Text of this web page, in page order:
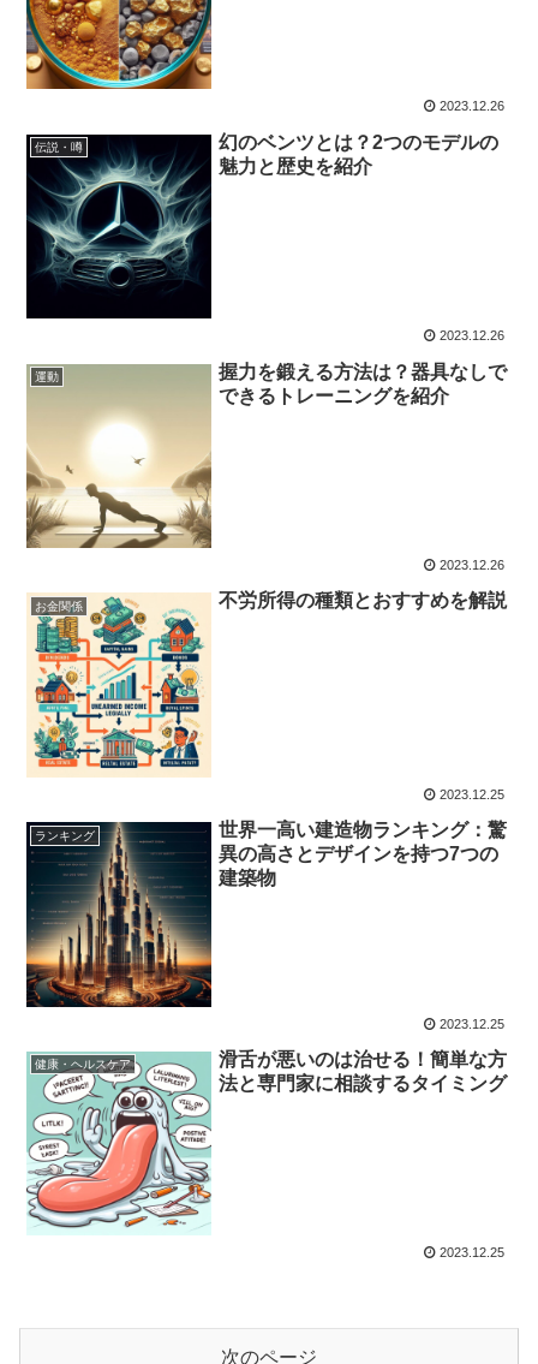
2023.12.26
伝説・噂
幻のベンツとは？2つのモデルの
魅力と歴史を紹介
2023.12.26
運動
握力を鍛える方法は？器具なしで
できるトレーニングを紹介
2023.12.26
お金関係 不労所得の種類とおすすめを解説
2023.12.25
ランキング
世界一高い建造物ランキング：驚
異の高さとデザインを持つ7つの
建築物
2023.12.25
健康・ヘルスケア
滑舌が悪いのは治せる！簡単な方
法と専門家に相談するタイミング
2023.12.25
次のページ